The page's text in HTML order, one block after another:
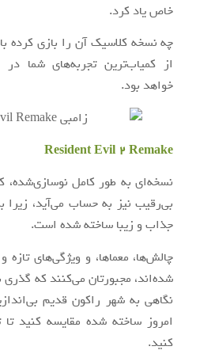
خاص یاد کرد.
چه نسخه کلاسیک آن را بازی کرده
از کمیاب‌ترین تجربه‌های شما در
خواهد بود.
Resident Evil 2 Remake
نسخه‌ای به طور کامل نوسازی‌شده،
بی‌رقیب نیز به حساب می‌آید،
جذاب و زیبا ساخته شده است.
چالش‌ها، معماها، و ویژگی‌های
شده‌اند، مجبورتان می‌کنند که
نگاهی به شهر راکون قدیم
امروز ساخته شده مقایسه کنید
کنید.